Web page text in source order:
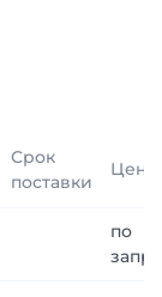
Срок
поставки
Цена
по